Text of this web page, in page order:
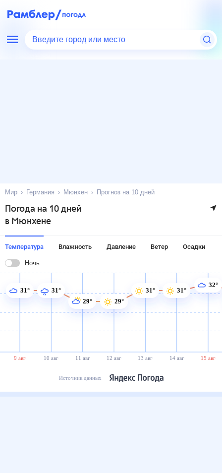
Введите город или место
Мир Германия Мюнхен Прогноз на 10 дней
Погода на 10 дней
в Мюнхене
Температура Влажность Давление Ветер Осадки
Ночь
9 авг 10 авг 11 авг 12 авг 13 авг 14 авг 15 авг
31°
31°
29°
29°
31° 31°
32°
Источник данных